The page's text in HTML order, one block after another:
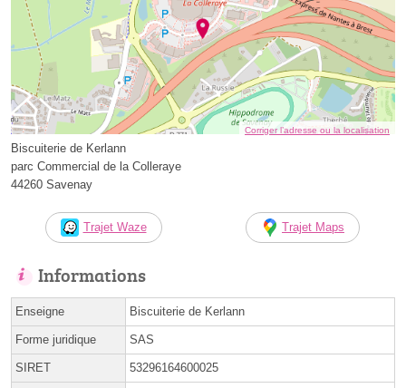
Corriger l’adresse ou la localisation
Biscuiterie de Kerlann
parc Commercial de la Colleraye
44260 Savenay
Trajet Waze Trajet Maps
Informations
Enseigne Biscuiterie de Kerlann
Forme juridique SAS
SIRET 53296164600025